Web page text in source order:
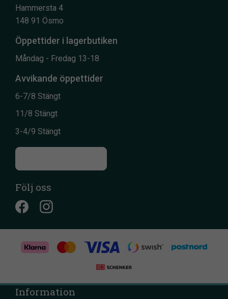
Hammersta 4
148 91 Ösmo
Öppettider i lagerbutiken
Måndag - Fredag 13-18
Avvikande öppettider
6-7/8 Stängt
11/8 Stängt
3-4/9 Stängt
Följ oss
Information